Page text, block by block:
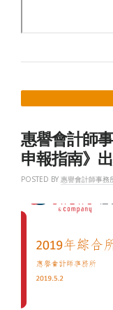
惠譽會計師
申報指南》
POSTED BY 惠譽會計師事務